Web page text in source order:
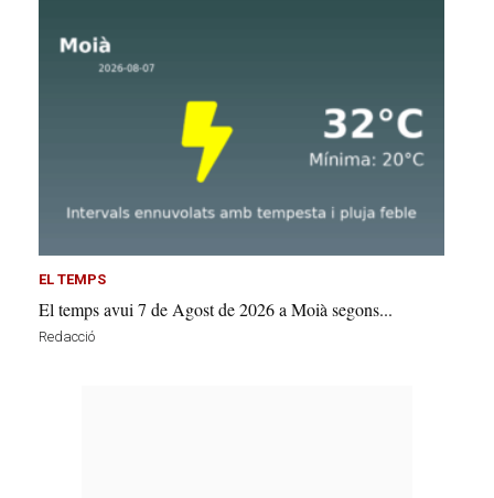
EL TEMPS
El temps avui 7 de Agost de 2026 a Moià segons...
Redacció